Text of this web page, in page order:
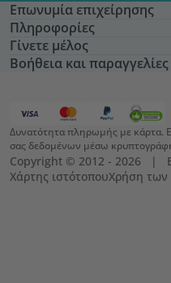
Επωνυμία επιχείρησης
Πληροφορίες
Γίνετε μέλος
Βοήθεια και παραγγελίες
Δυνατότητα πληρωμής με κάρτα.
σας δεδομένων μέσω
Copyright © 2012 - 2026   |
Χάρτης ιστότοπουΧρήση των